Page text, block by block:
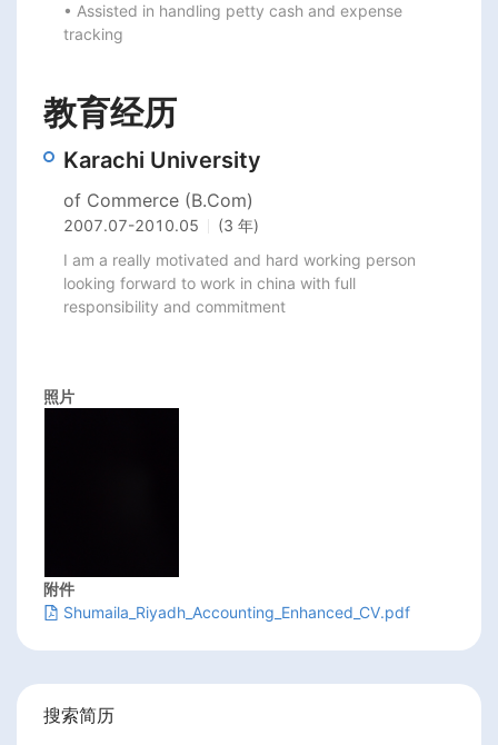
• Assisted in handling petty cash and expense
tracking
教育经历
Karachi University
of Commerce (B.Com)
2007.07-2010.05
(3 年)
I am a really motivated and hard working person
looking forward to work in china with full
responsibility and commitment
照片
附件
Shumaila_Riyadh_Accounting_Enhanced_CV.pdf
搜索简历